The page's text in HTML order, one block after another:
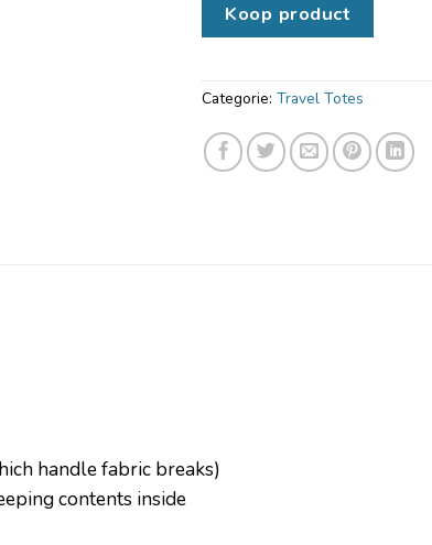
Koop product
Categorie: Travel Totes
handle fabric breaks)
contents inside